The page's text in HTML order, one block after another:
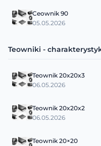
Ceownik 90
05.05.2026
Teowniki -
Teownik 20x20x3
06.05.2026
Teownik 20x20x2
06.05.2026
Teownik 20×20